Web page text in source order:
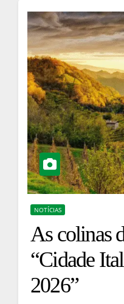
NOTÍCIAS
As colinas
“Cidade
2026”